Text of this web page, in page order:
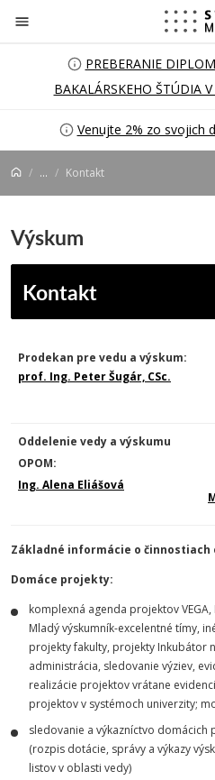
Prejsť na obsah
PREBERANIE
BAKALÁRSKEHO ŠTÚDIA
Venujte 2% zo svojich
... Kontakt
Výskum
Kontakt
Prodekan pre vedu a výskum:
prof. Ing. Peter Šugár, CSc.
Oddelenie vedy a výskumu
OPOM:
Ing. Alena Eliášová
Základné informácie o činnostiach
Domáce projekty:
komplexná agenda projektov VEGA,
Mladý výskumník-excelentné tímy,
projekty fakulty, projekty Inkubátor
administrácia, sledovanie výziev,
realizácie projektov vrátane
projektov v systémoch univerzity;
sledovanie a výkazníctvo
(rozpis dotácie, správy a výkazy
listov v oblasti vedy)